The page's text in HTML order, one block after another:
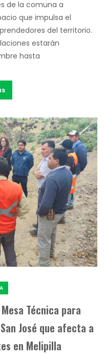
de la comuna a
que impulsa el
del territorio.
estarán
hasta
Técnica para
José que afecta a
en Melipilla